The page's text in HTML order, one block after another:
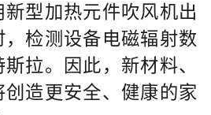
型加热元件吹风机出
，检测设备电磁辐射数
拉。因此，新材料、
造更安全、健康的家